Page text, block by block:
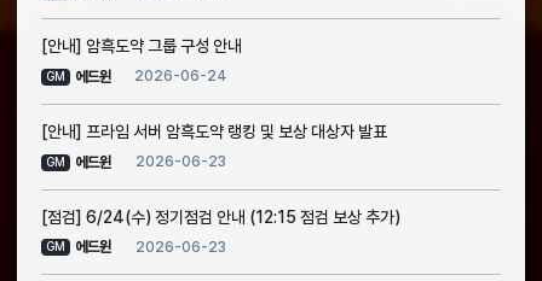
[안내] 암흑도약 그룹 구성 안내
GM 에드윈 2026-06-24
[안내] 프라임 서버 암흑도약 랭킹 및 보상 대상자 발표
GM 에드윈 2026-06-23
[점검] 6/24(수) 정기점검 안내 (12:15 점검 보상 추가)
GM 에드윈 2026-06-23